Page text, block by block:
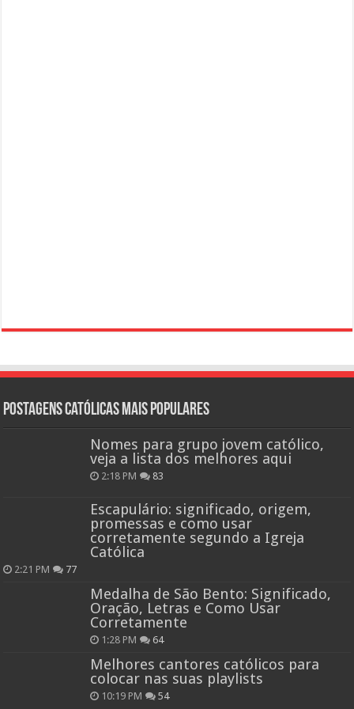
Postagens católicas mais Populares
Nomes para grupo jovem católico,
veja a lista dos melhores aqui
2:18 PM 83
Escapulário: significado, origem,
promessas e como usar
corretamente segundo a Igreja
Católica
2:21 PM 77
Medalha de São Bento: Significado,
Oração, Letras e Como Usar
Corretamente
1:28 PM 64
Melhores cantores católicos para
colocar nas suas playlists
10:19 PM 54